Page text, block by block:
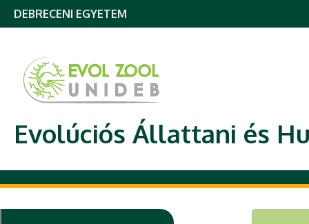
DEBRECENI EGYETEM
Evolúciós Állattani és